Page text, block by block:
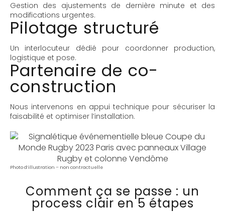
Gestion des ajustements de dernière minute et des
modifications urgentes.
Pilotage structuré
Un interlocuteur dédié pour coordonner production,
logistique et pose.
Partenaire de co-
construction
Nous intervenons en appui technique pour sécuriser la
faisabilité et optimiser l’installation.
Photo d’illustration – non contractuelle
Comment ça se passe : un
process clair en 5 étapes